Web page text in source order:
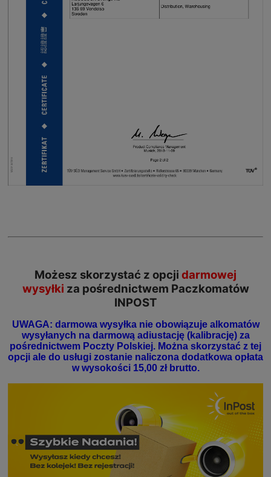
Możesz skorzystać z opcji darmowej
wysyłki za pośrednictwem Paczkomatów
INPOST
UWAGA: darmowa wysyłka nie obowiązuje alkomatów
wysyłanych na darmową adiustację (kalibrację) za
pośrednictwem Poczty Polskiej. Można skorzystać z tej
opcji ale do usługi zostanie naliczona dodatkowa opłata
w wysokości 15,00 zł brutto.